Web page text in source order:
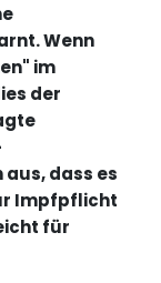
Wenn
im
der
aus, dass es
Impfpflicht
für